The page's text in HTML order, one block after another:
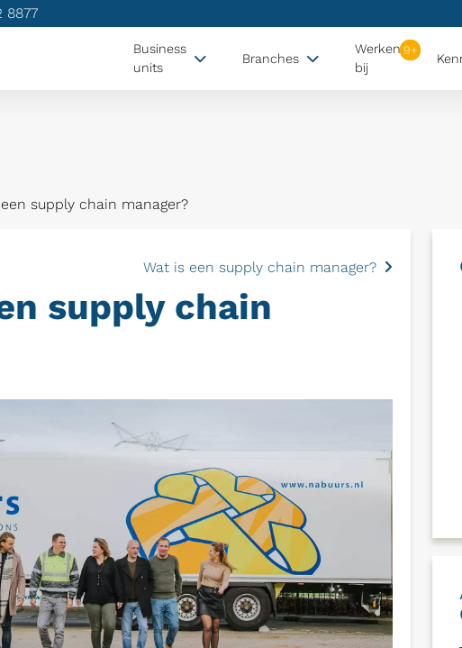
8877
Business
units
Branches
Werken
bij
supply chain manager?
Wat is een supply chain manager?
supply chain